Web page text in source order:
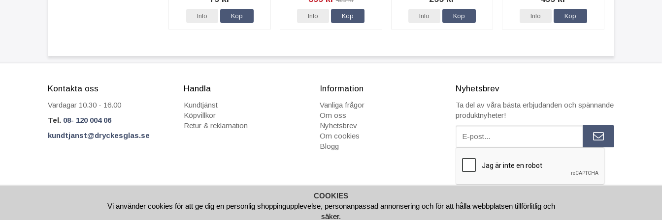
Info Köp Info Köp Info Köp Info Köp
Kontakta oss
Vardagar 10.30 - 16.00
Tel. 08- 120 004 06
kundtjanst@dryckesglas.se
Handla
Kundtjänst
Köpvillkor
Retur & reklamation
Information
Vanliga frågor
Om oss
Nyhetsbrev
Om cookies
Blogg
Nyhetsbrev
Ta del av våra bästa erbjudanden och spännande
produktnyheter!
FAKTURA/AVBETALNING SNABBA LEVERANSER
COOKIES
Vi använder cookies för att ge dig en personlig shoppingupplevelse, personanpassad annonsering och för att hålla webbplatsen tillförlitlig och
säker.